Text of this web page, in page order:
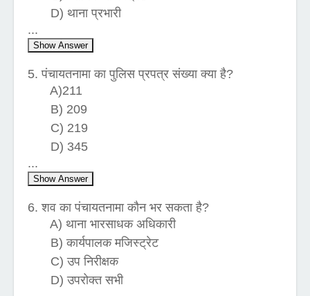
D) थाना प्रभारी
...
Show Answer
5. पंचायतनामा का पुलिस प्रपत्र संख्या क्या है?
A)211
B) 209
C) 219
D) 345
...
Show Answer
6. शव का पंचायतनामा कौन भर सकता है?
A) थाना भारसाधक अधिकारी
B) कार्यपालक मजिस्ट्रेट
C) उप निरीक्षक
D) उपरोक्त सभी